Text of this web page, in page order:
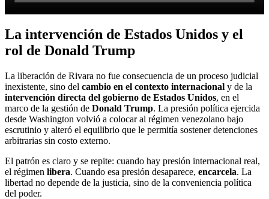
La intervención de Estados Unidos y el
rol de Donald Trump
La liberación de Rivara no fue consecuencia de un proceso judicial
inexistente, sino del cambio en el contexto internacional y de la
intervención directa del gobierno de Estados Unidos, en el
marco de la gestión de Donald Trump. La presión política ejercida
desde Washington volvió a colocar al régimen venezolano bajo
escrutinio y alteró el equilibrio que le permitía sostener detenciones
arbitrarias sin costo externo.
El patrón es claro y se repite: cuando hay presión internacional real,
el régimen libera. Cuando esa presión desaparece, encarcela. La
libertad no depende de la justicia, sino de la conveniencia política
del poder.